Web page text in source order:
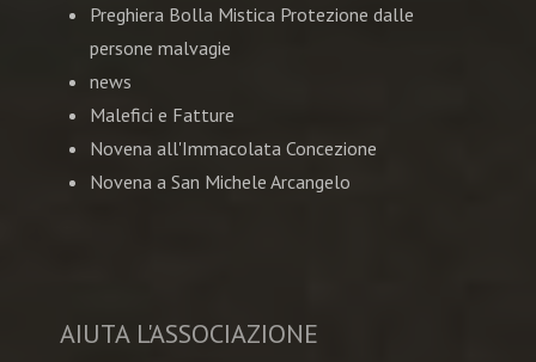
Preghiera Bolla Mistica Protezione dalle
persone malvagie
news
Malefici e Fatture
Novena all'Immacolata Concezione
Novena a San Michele Arcangelo
AIUTA L'ASSOCIAZIONE